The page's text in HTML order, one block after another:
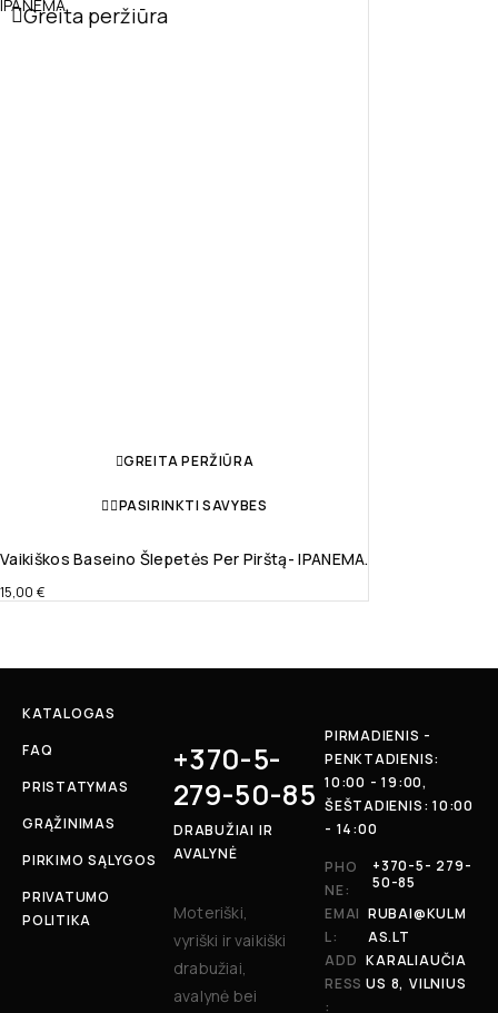
Greita peržiūra
GREITA PERŽIŪRA
PASIRINKTI SAVYBES
Vaikiškos Baseino Šlepetės Per Pirštą- IPANEMA.
15,00 €
KATALOGAS
FAQ
PRISTATYMAS
GRĄŽINIMAS
PIRKIMO SĄLYGOS
PRIVATUMO
POLITIKA
+370-5-
279-50-85
DRABUŽIAI IR
AVALYNĖ
Moteriški,
vyriški ir vaikiški
drabužiai,
avalynė bei
PIRMADIENIS -
PENKTADIENIS:
10:00 - 19:00,
ŠEŠTADIENIS: 10:00
- 14:00
PHO
NE:
+370-5- 279-
50-85
EMAI
L:
RUBAI@KULM
AS.LT
ADD
RESS
:
KARALIAUČIA
US 8, VILNIUS